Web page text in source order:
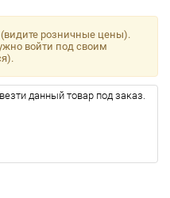
розничные цены).
войти под своим
данный товар под заказ.